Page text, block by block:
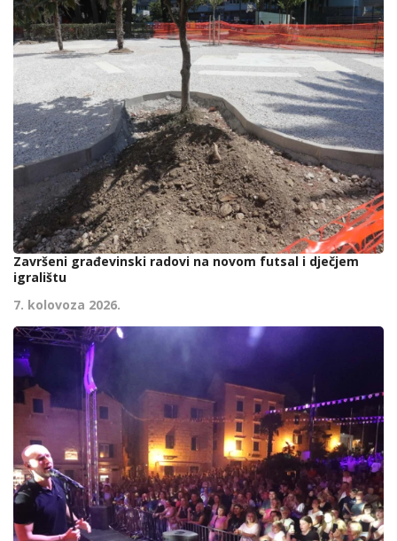
Završeni građevinski radovi na novom futsal i dječjem
igralištu
7. kolovoza 2026.